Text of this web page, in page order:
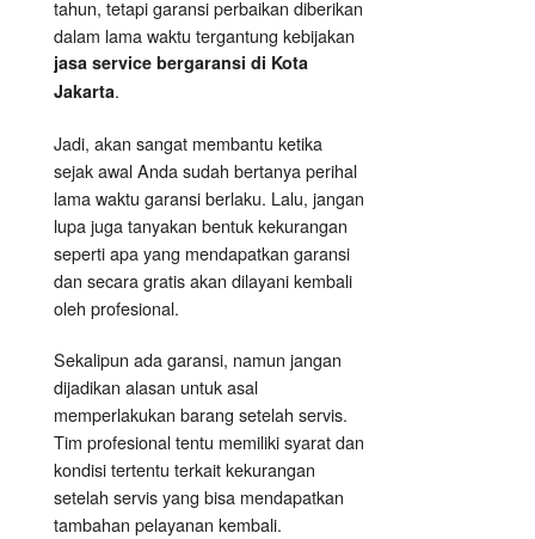
tahun, tetapi garansi perbaikan diberikan
dalam lama waktu tergantung kebijakan
jasa service bergaransi di Kota
Jakarta.
Jadi, akan sangat membantu ketika
sejak awal Anda sudah bertanya perihal
lama waktu garansi berlaku. Lalu, jangan
lupa juga tanyakan bentuk kekurangan
seperti apa yang mendapatkan garansi
dan secara gratis akan dilayani kembali
oleh profesional.
Sekalipun ada garansi, namun jangan
dijadikan alasan untuk asal
memperlakukan barang setelah servis.
Tim profesional tentu memiliki syarat dan
kondisi tertentu terkait kekurangan
setelah servis yang bisa mendapatkan
tambahan pelayanan kembali.